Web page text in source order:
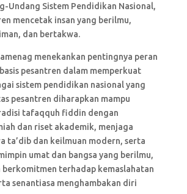
Undang Sistem Pendidikan Nasional,
mencetak insan yang berilmu,
dan bertakwa.
menekankan pentingnya peran
pesantren dalam memperkuat
sistem pendidikan nasional yang
pesantren diharapkan mampu
tafaqquh fiddin dengan
dan riset akademik, menjaga
ta’dib dan keilmuan modern, serta
umat dan bangsa yang berilmu,
berkomitmen terhadap kemaslahatan
senantiasa menghambakan diri